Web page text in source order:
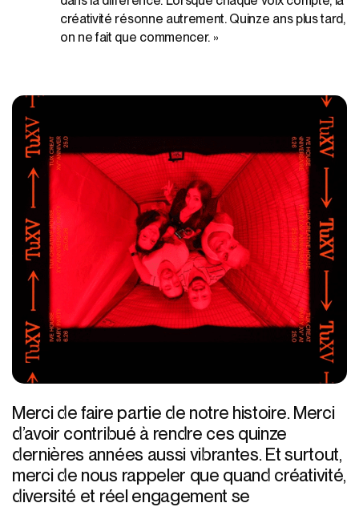
créativité résonne autrement. Quinze ans plus tard,
on ne fait que commencer. »
Merci de faire partie de notre histoire. Merci
d’avoir contribué à rendre ces quinze
dernières années aussi vibrantes. Et surtout,
merci de nous rappeler que quand créativité,
diversité et réel engagement se